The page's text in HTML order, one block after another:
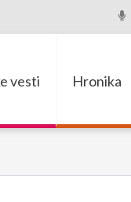
vesti Hronika